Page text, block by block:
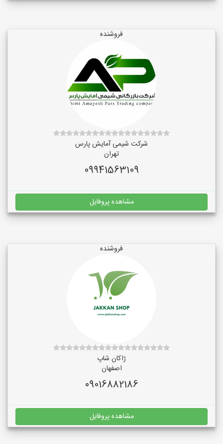
فروشنده
شرکت شیمی آمایش پارس
تهران
09941563109
مشاهده پروفایل
فروشنده
ژاکان شاپ
اصفهان
09016882186
مشاهده پروفایل